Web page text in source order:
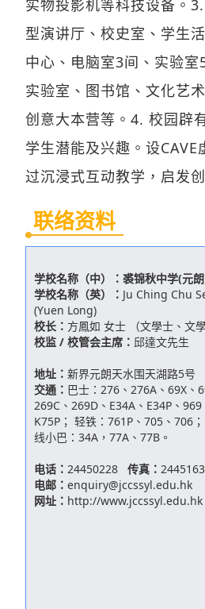
实物投影机等科技设备。
型演讲厅、校史室、学生
中心、电脑室3间、实验室
实验室、图书馆、文化艺
创意大本营等。4. 校园辟
学生潜能及兴趣。设CAVE
过沉浸式互动教学，启发
联络资料
学校名称（中）： 裘锦秋中学(元
学校名称（英）： Ju Ching Chu
(Yuen Long)
校长： 方鳳如 女士 （文學士、文
校监 / 校管会主席： 邱達文先生
地址： 新界元朗天水围天湖路5号
交通： 巴士：276、276A、69X、
269C、269D、E34A、E34P、969
K75P； 轻铁：761P、705、706
线小巴：34A，77A、77B。
电话： 24450228 传真：
电邮： enquiry@jccssyl.edu.hk
网址： http://www.jccssyl.edu.hk